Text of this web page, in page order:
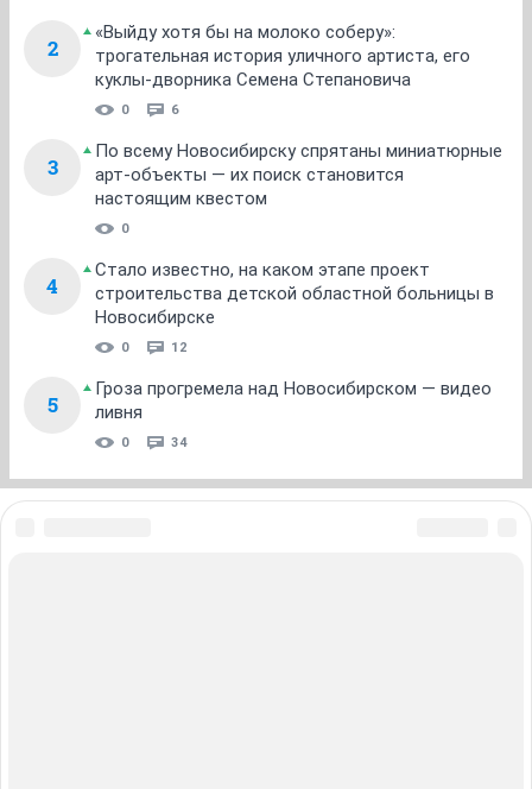
2
«Выйду хотя бы на молоко соберу»:
трогательная история уличного артиста, его
куклы-дворника Семена Степановича
0 6
3
По всему Новосибирску спрятаны миниатюрные
арт-объекты — их поиск становится
настоящим квестом
0
4
Стало известно, на каком этапе проект
строительства детской областной больницы в
Новосибирске
0 12
5
Гроза прогремела над Новосибирском — видео
ливня
0 34